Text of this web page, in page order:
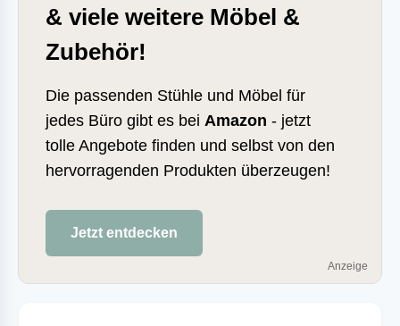
& viele weitere Möbel &
Zubehör!
Die passenden Stühle und Möbel für
jedes Büro gibt es bei Amazon - jetzt
tolle Angebote finden und selbst von den
hervorragenden Produkten überzeugen!
Jetzt entdecken
Anzeige